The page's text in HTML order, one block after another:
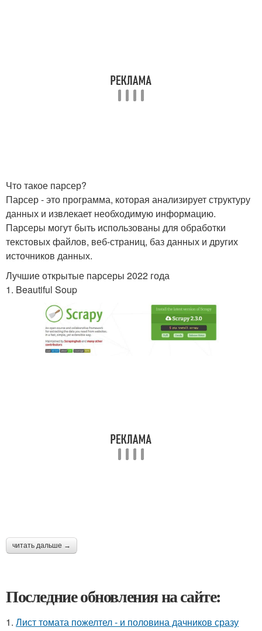
Что такое парсер?
Парсер - это программа, которая анализирует структуру
данных и извлекает необходимую информацию.
Парсеры могут быть использованы для обработки
текстовых файлов, веб-страниц, баз данных и других
источников данных.
Лучшие открытые парсеры 2022 года
1. Beautiful Soup
читать дальше →
Последние обновления на сайте:
1. Лист томата пожелтел - и половина дачников сразу